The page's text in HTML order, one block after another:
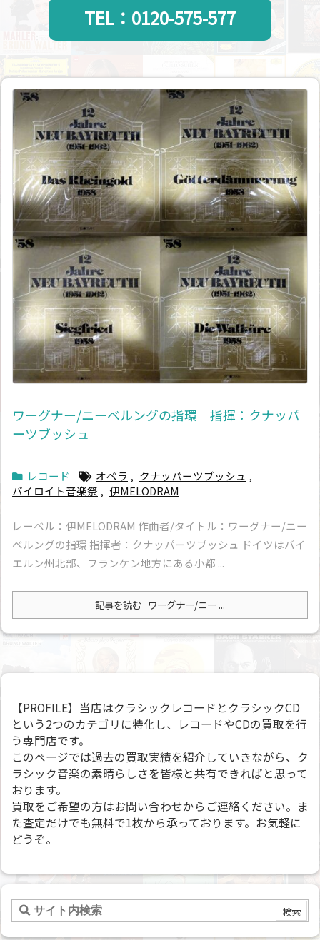
TEL：0120-575-577
ワーグナー/ニーベルングの指環 指揮：クナッパ
ーツブッシュ
レコード オペラ , クナッパーツブッシュ ,
バイロイト音楽祭 , 伊MELODRAM
レーベル：伊MELODRAM 作曲者/タイトル：ワーグナー/ニー
ベルングの指環 指揮者：クナッパーツブッシュ ドイツはバイ
エルン州北部、フランケン地方にある小都 ...
記事を読む ワーグナー/ニー ...
【PROFILE】当店はクラシックレコードとクラシックCD
という2つのカテゴリに特化し、レコードやCDの買取を行
う専門店です。
このページでは過去の買取実績を紹介していきながら、ク
ラシック音楽の素晴らしさを皆様と共有できればと思って
おります。
買取をご希望の方はお問い合わせからご連絡ください。ま
た査定だけでも無料で1枚から承っております。お気軽に
どうぞ。